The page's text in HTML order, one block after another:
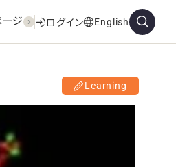
ジ ログイン English
Learning